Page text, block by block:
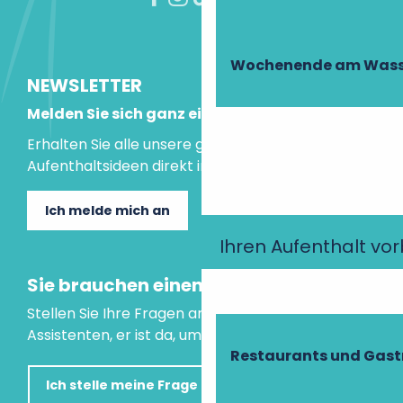
Wochenende am
Ihren Aufenthalt
Restaurants und
NEWSLETTER
Melden Sie sich ganz einfach an!
Erhalten Sie alle unsere guten Tipps und
Aufenthaltsideen direkt in Ihre Mailbox.
Ich melde mich an
Sie brauchen einen Rat?
Stellen Sie Ihre Fragen an unseren virtuellen
Assistenten, er ist da, um Ihnen zu helfen.
Ich stelle meine Frage